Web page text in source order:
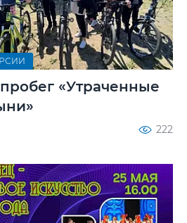
«Утраченные
222